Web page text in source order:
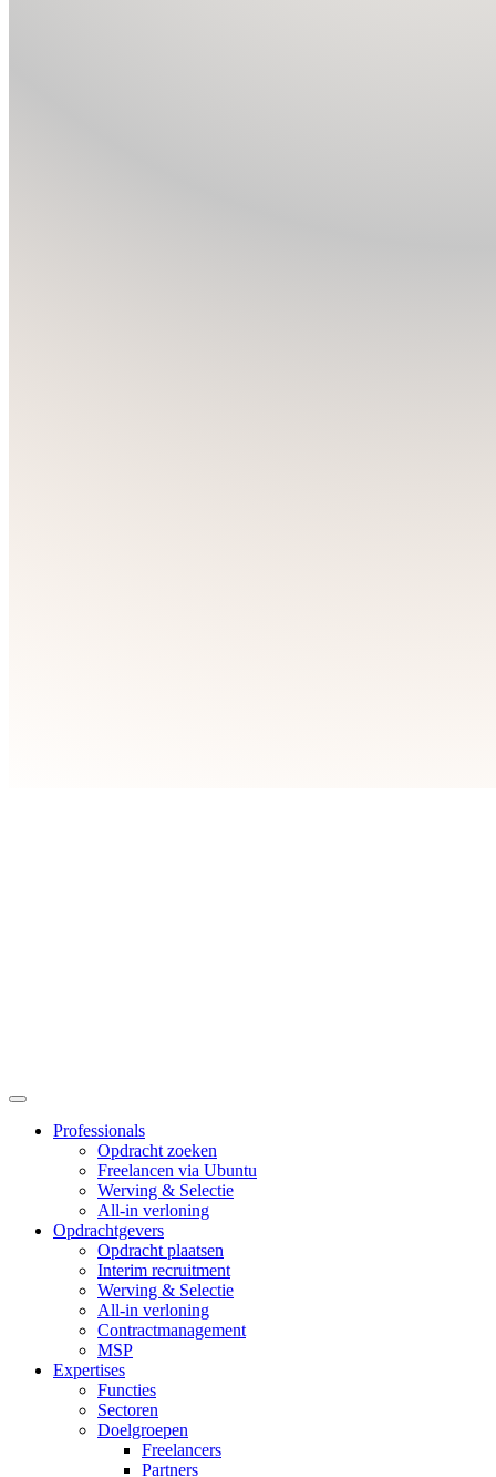
Professionals
Opdracht zoeken
Freelancen via Ubuntu
Werving & Selectie
All-in verloning
Opdrachtgevers
Opdracht plaatsen
Interim recruitment
Werving & Selectie
All-in verloning
Contractmanagement
MSP
Expertises
Functies
Sectoren
Doelgroepen
Freelancers
Partners